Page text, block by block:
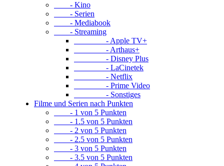
- Kino
- Serien
- Mediabook
- Streaming
- Apple TV+
- Arthaus+
- Disney Plus
- LaCinetek
- Netflix
- Prime Video
- Sonstiges
Filme und Serien nach Punkten
- 1 von 5 Punkten
- 1.5 von 5 Punkten
- 2 von 5 Punkten
- 2.5 von 5 Punkten
- 3 von 5 Punkten
- 3.5 von 5 Punkten